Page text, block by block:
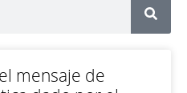
mensaje de